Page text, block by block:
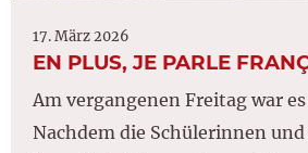
17. März 2026
EN PLUS, JE PARLE
Am vergangenen Freitag war
Nachdem die Schülerinnen und